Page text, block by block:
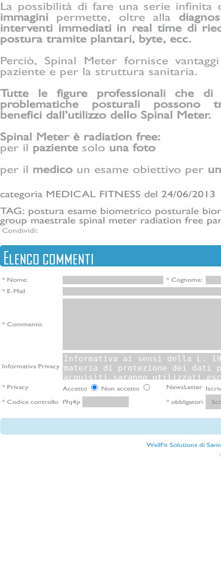
La possibilità di fare una serie infinita
immagini permette, oltre alla
interventi immediati in real time di
postura tramite plantari, byte, ecc.
Perciò, Spinal Meter fornisce
paziente e per la struttura sanitaria.
Tutte le figure professionali che di
problematiche posturali possono
benefici dall’utilizzo dello Spinal Meter.
Spinal Meter è radiation free:
per il paziente solo una foto
per il medico un esame obiettivo per
categoria MEDICAL FITNESS del 24/06/2013
TAG: postura esame biometrico posturale
group maestrale spinal meter radiation free
Condividi:
Elenco commenti
* Nome:
* Cognome:
* E-Mail
* Commento
Informativa Privacy
* Privacy Accetto Non accetto NewsLetter
* Codice controllo f9q4p * obbligatori
WellFit Solutions di